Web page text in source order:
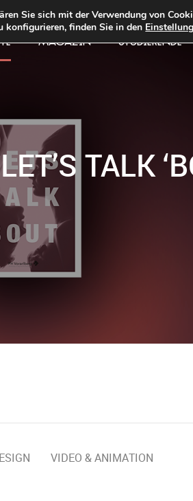
TALK
MAGAZIN STUDIERENDE
VIDEO & ANIMATION
Sie sich mit der Verwendung von
konfigurieren, finden Sie in den